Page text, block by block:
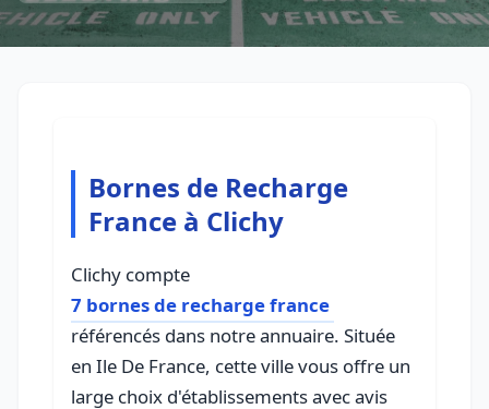
Bornes de Recharge
France à Clichy
Clichy compte
7 bornes de recharge france
référencés dans notre annuaire. Située
en Ile De France, cette ville vous offre un
large choix d'établissements avec avis